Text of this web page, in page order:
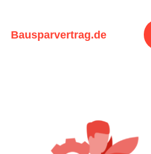
springen
Bausparvertrag.de